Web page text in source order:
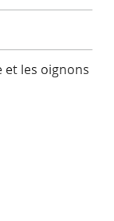
et les oignons